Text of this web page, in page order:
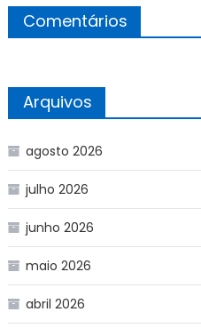
Comentários
Arquivos
agosto 2026
julho 2026
junho 2026
maio 2026
abril 2026